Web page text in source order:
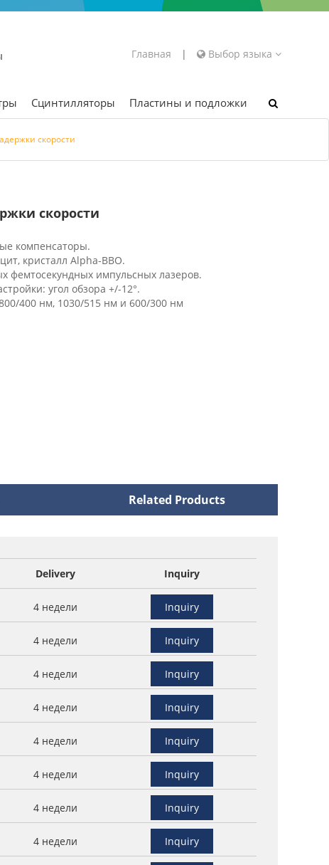
Главная | Выбор языка
Сцинтилляторы Пластины и подложки
скорости
скорости
компенсаторы.
кристалл Alpha-BBO.
фемтосекундных импульсных лазеров.
угол обзора +/-12°.
400 нм, 1030/515 нм и 600/300 нм
Related Products
Delivery Inquiry
4 недели Inquiry
4 недели Inquiry
4 недели Inquiry
4 недели Inquiry
4 недели Inquiry
4 недели Inquiry
4 недели Inquiry
4 недели Inquiry